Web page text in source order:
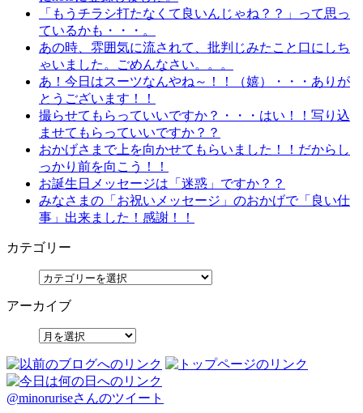
「もうチラシ打たなくて良いんじゃね？？」って思っ
ているかも・・・。
あの時、雰囲気に流されて、批判じみたこと口にしち
ゃいました。ごめんなさい。。。
あ！今日はスーツなんやね～！！（嬉）・・・ありが
とうございます！！
撮らせてもらっていいですか？・・・はい！！写り込
ませてもらっていいですか？？
おかげさまで上を向かせてもらいました！！だからし
っかり前を向こう！！
お誕生日メッセージは「迷惑」ですか？？
みなさまの「お祝いメッセージ」のおかげで「良い仕
事」出来ました！感謝！！
カテゴリー
アーカイブ
@minoruriseさんのツイート